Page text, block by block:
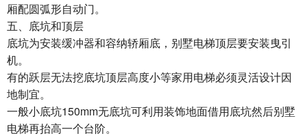
厢配圆弧形自动门。
五、底坑和顶层
底坑为安装缓冲器和容纳轿厢底，别墅电梯顶层要安装曳引
机。
有的跃层无法挖底坑顶层高度小等家用电梯必须灵活设计因
地制宜。
一般小底坑150mm无底坑可利用装饰地面借用底坑然后别墅
电梯再抬高一个台阶。